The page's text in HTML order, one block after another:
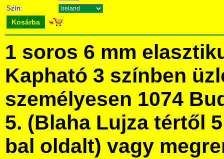
Szín:
Kosárba
1 soros 6 mm
Kapható 3 színben
személyesen 1074
5. (Blaha Lujza tértől
bal oldalt) vagy